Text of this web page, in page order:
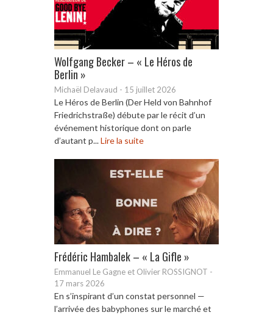
Wolfgang Becker – « Le Héros de
Berlin »
Michaël Delavaud - 15 juillet 2026
Le Héros de Berlin (Der Held von Bahnhof
Friedrichstraße) débute par le récit d’un
événement historique dont on parle
d’autant p...Lire la suite
Frédéric Hambalek – « La Gifle »
Emmanuel Le Gagne et Olivier ROSSIGNOT -
17 mars 2026
En s’inspirant d’un constat personnel —
l’arrivée des babyphones sur le marché et